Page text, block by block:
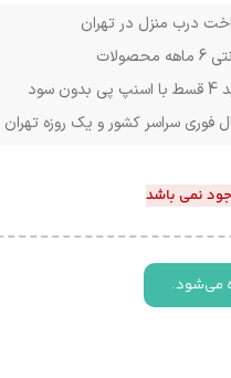
درب منزل در تهران
محصولات
سود
فوری سراسر کشور و یک روزه تهران
نمی باشد
می‌شود.